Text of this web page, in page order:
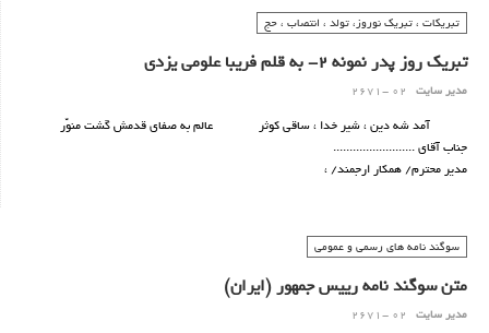
وشکوفایی صنعت تبلیغات بیانگرسطح زندگی مردم یک کشور و نشانه ی میزان توسعه ی
اقتصاد آن کشور می باشد.
تبریکات ، تبریک نوروز، تولد ، انتصاب ، حج
تبریک روز پدر نمونه 2- به قلم فریبا علومی یزدی
مدیر سایت 02 -2671
آمد شه دین ، شیر خدا ، ساقی کوثر عالم به صفای قدمش گشت منوّر
جناب آقای .........................
مدیر محترم/ همكار ارجمند/ ،
سوگند نامه های رسمی و عمومی
متن سوگند نامه رییس جمهور (ایران)
مدیر سایت 02 -2671